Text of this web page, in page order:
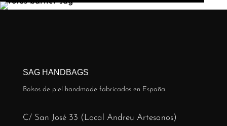
SAG HANDBAGS
Bolsos de piel handmade fabricados en España.
C/ San José 33 (Local Andreu Artesanos)